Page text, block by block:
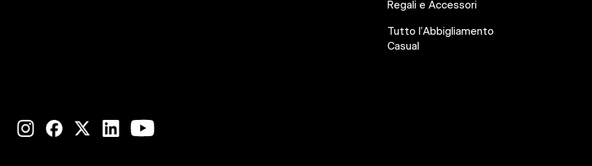
Regali e Accessori
Tutto l’Abbigliamento
Casual